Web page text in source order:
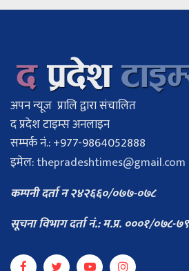
अपन न्यूज प्रालि द्वारा संचालित
द प्रदेश टाइम्स अनलाइन
सम्पर्क नं.: +977-9864052888
इमेल:thepradeshtimes@gmail.com
कम्पनी दर्ता न २४२६६०/०७७-०७८
सूचना विभाग दर्ता नं.: म.प्र. ०००१/०७८-७९